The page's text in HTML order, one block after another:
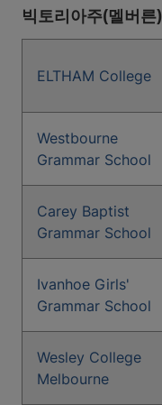
빅토리아주(멜버른)
ELTHAM College
Westbourne
Grammar School
Carey Baptist
Grammar School
Ivanhoe Girls'
Grammar School
Wesley College
Melbourne